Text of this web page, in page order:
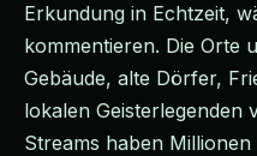
Erkundung in Echtzeit,
kommentieren. Die Orte
Gebäude, alte Dörfer,
lokalen Geisterlegenden
Streams haben